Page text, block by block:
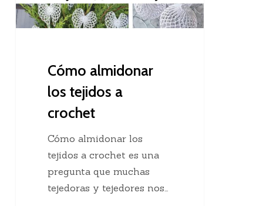
Cómo almidonar
los tejidos a
crochet
Cómo almidonar los
tejidos a crochet es una
pregunta que muchas
tejedoras y tejedores nos…